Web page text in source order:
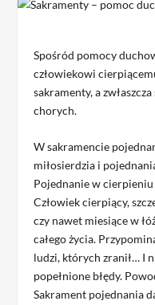
Spośród pomocy
człowiekowi
sakramenty, a
chorych.
W sakramencie
miłosierdzia i
Pojednanie w cierpieniu
Człowiek cierpiący,
czy nawet miesiące w
całego życia.
ludzi, których zranił… I
popełnione błędy.
Sakrament pojednania